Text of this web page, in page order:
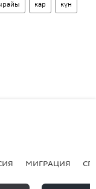
кар күн
МИГРАЦИЯ